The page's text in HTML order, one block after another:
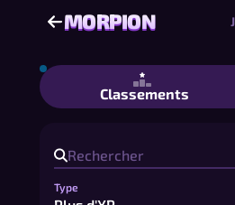
MORPION
MORPION
Morpion - Morpion 2
Classements
Type